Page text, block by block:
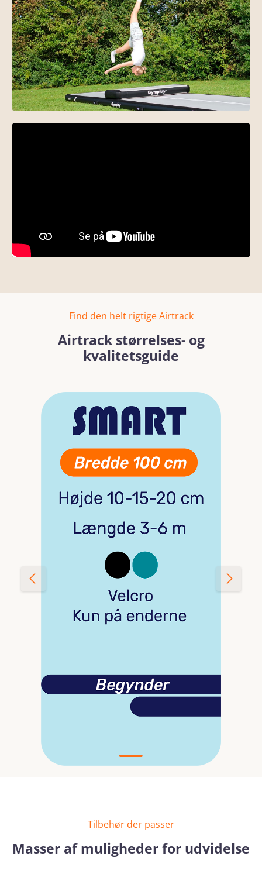
Find den helt rigtige Airtrack
Airtrack størrelses- og
kvalitetsguide
Spring over billedgalleri
Læs mere
Tilbehør der passer
Masser af muligheder for udvidelse